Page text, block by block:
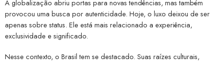
A globalização abriu portas para novas tendências, mas também
provocou uma busca por autenticidade. Hoje, o luxo deixou de ser
apenas sobre status. Ele está mais relacionado a experiência,
exclusividade e significado.
Nesse contexto, o Brasil tem se destacado. Suas raízes culturais,